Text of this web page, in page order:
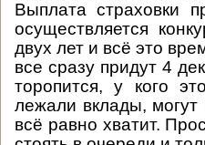
Выплата страховки
осуществляется
двух лет и всё это
все сразу придут 4
торопится, у кого
лежали вклады,
всё равно хватит.